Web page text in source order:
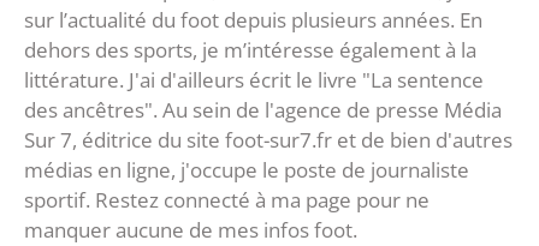
sur l’actualité du foot depuis plusieurs années. En
dehors des sports, je m’intéresse également à la
littérature. J'ai d'ailleurs écrit le livre "La sentence
des ancêtres". Au sein de l'agence de presse Média
Sur 7, éditrice du site foot-sur7.fr et de bien d'autres
médias en ligne, j'occupe le poste de journaliste
sportif. Restez connecté à ma page pour ne
manquer aucune de mes infos foot.